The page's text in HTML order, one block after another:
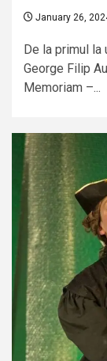
January 26,
De la primul
George Filip
Memoriam –...